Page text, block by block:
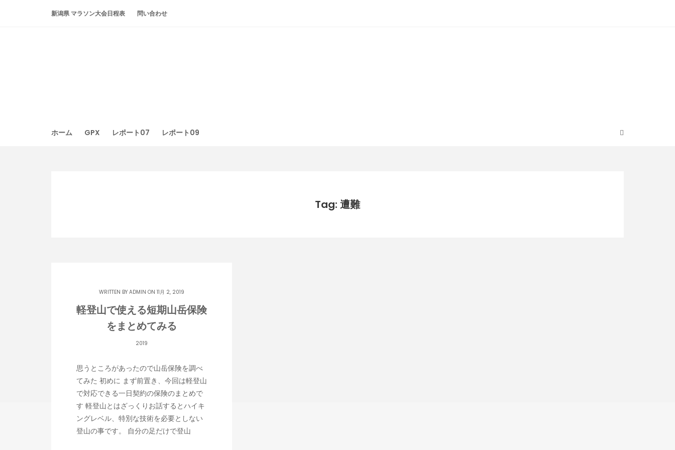
新潟県 マラソン大会日程表 問い合わせ
ホーム GPX レポート07 レポート09
Tag: 遭難
WRITTEN BY ADMIN ON 11月 2, 2019
軽登山で使える短期山岳保険
をまとめてみる
2019
思うところがあったので山岳保険を調べ
てみた 初めに まず前置き、今回は軽登山
で対応できる一日契約の保険のまとめで
す 軽登山とはざっくりお話するとハイキ
ングレベル、特別な技術を必要としない
登山の事です。 自分の足だけで登山